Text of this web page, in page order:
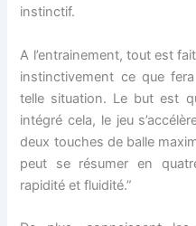
instinctif.
A l’entrainement, tout est
instinctivement ce que
telle situation. Le but est
intégré cela, le jeu
deux touches de balle
peut se résumer en
rapidité et fluidité.”